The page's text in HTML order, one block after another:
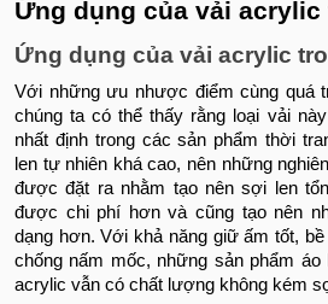
Ứng dụng của vải
Ứng dụng của vải acrylic
Với những ưu nhược điểm cùng quá
chúng ta có thể thấy rằng loại vải
nhất định trong các sản phẩm thời
len tự nhiên khá cao, nên những
được đặt ra nhằm tạo nên sợi len
được chi phí hơn và cũng tạo nên
dạng hơn. Với khả năng giữ ấm tốt,
chống nấm mốc, những sản phẩm
acrylic vẫn có chất lượng không kém